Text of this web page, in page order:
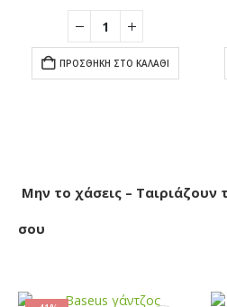
was:
€24.00.
€19.90.
ΠΡΟΣΘΉΚΗ ΣΤΟ ΚΑΛΆΘΙ
Μην το χάσεις – Ταιριάζουν
σου